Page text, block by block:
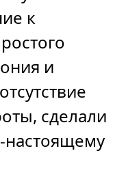
к
и
сделали
настоящему